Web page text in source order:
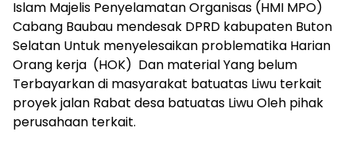
Islam Majelis Penyelamatan Organisas (HMI MPO)
Cabang Baubau mendesak DPRD kabupaten Buton
Selatan Untuk menyelesaikan problematika Harian
Orang kerja (HOK) Dan material Yang belum
Terbayarkan di masyarakat batuatas Liwu terkait
proyek jalan Rabat desa batuatas Liwu Oleh pihak
perusahaan terkait.